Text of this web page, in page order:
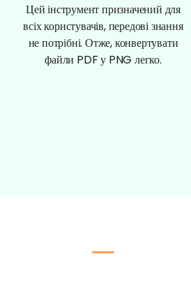
Цей інструмент призначений для
всіх користувачів, передові знання
не потрібні. Отже, конвертувати
файли PDF у PNG легко.